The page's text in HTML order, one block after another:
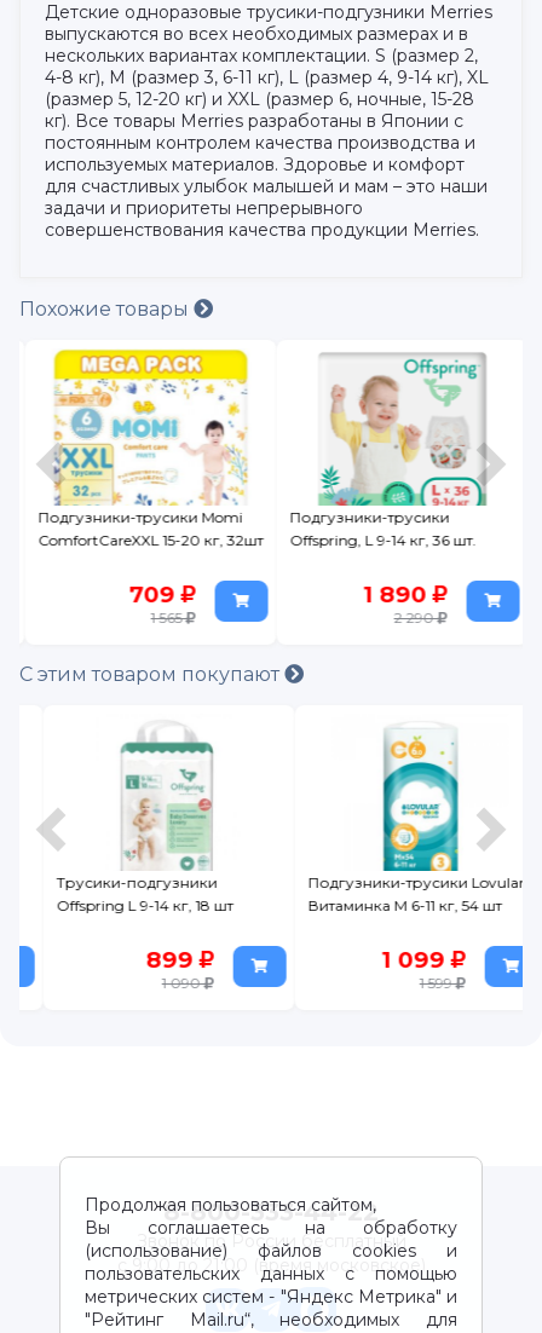
Детские одноразовые трусики-подгузники Merries
выпускаются во всех необходимых размерах и в
нескольких вариантах комплектации. S (размер 2,
4-8 кг), M (размер 3, 6-11 кг), L (размер 4, 9-14 кг), XL
(размер 5, 12-20 кг) и XXL (размер 6, ночные, 15-28
кг). Все товары Merries разработаны в Японии с
постоянным контролем качества производства и
используемых материалов. Здоровье и комфорт
для счастливых улыбок малышей и мам – это наши
задачи и приоритеты непрерывного
совершенствования качества продукции Merries.
Похожие товары
Подгузники-трусики Momi
ComfortCareXXL 15-20 кг, 32шт
709
1 565
Подгузники-трусики
Offspring, L 9-14 кг, 36 шт.
1 890
2 290
С этим товаром покупают
Трусики-подгузники
Offspring L 9-14 кг, 18 шт
899
1 090
Подгузники-трусики Lovular
Витаминка M 6-11 кг, 54 шт
1 099
1 599
Продолжая пользоваться сайтом,
Вы соглашаетесь на обработку
(использование) файлов cookies и
пользовательских данных с помощью
метрических систем - "Яндекс Метрика" и
"Рейтинг Mail.ru“, необходимых для
8-800-333-44-22
Звонок по России бесплатный
с 9:00 до 21:00 (время московское)